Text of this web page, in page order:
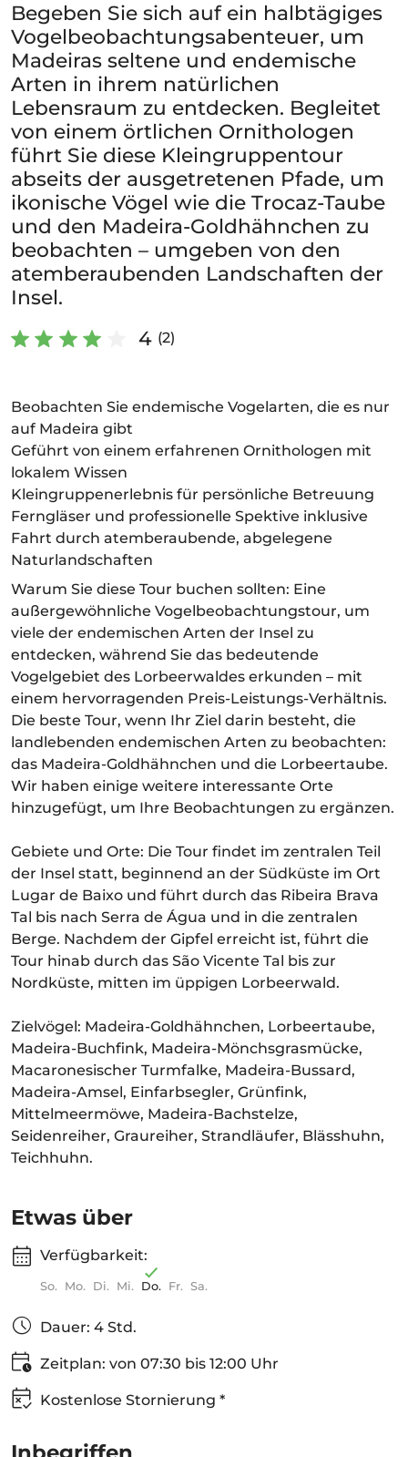
Begeben Sie sich auf ein halbtägiges
Vogelbeobachtungsabenteuer, um
Madeiras seltene und endemische
Arten in ihrem natürlichen
Lebensraum zu entdecken. Begleitet
von einem örtlichen Ornithologen
führt Sie diese Kleingruppentour
abseits der ausgetretenen Pfade, um
ikonische Vögel wie die Trocaz-Taube
und den Madeira-Goldhähnchen zu
beobachten – umgeben von den
atemberaubenden Landschaften der
Insel.
4 (2)
Beobachten Sie endemische Vogelarten, die es nur
auf Madeira gibt
Geführt von einem erfahrenen Ornithologen mit
lokalem Wissen
Kleingruppenerlebnis für persönliche Betreuung
Ferngläser und professionelle Spektive inklusive
Fahrt durch atemberaubende, abgelegene
Naturlandschaften
Warum Sie diese Tour buchen sollten: Eine
außergewöhnliche Vogelbeobachtungstour, um
viele der endemischen Arten der Insel zu
entdecken, während Sie das bedeutende
Vogelgebiet des Lorbeerwaldes erkunden – mit
einem hervorragenden Preis-Leistungs-Verhältnis.
Die beste Tour, wenn Ihr Ziel darin besteht, die
landlebenden endemischen Arten zu beobachten:
das Madeira-Goldhähnchen und die Lorbeertaube.
Wir haben einige weitere interessante Orte
hinzugefügt, um Ihre Beobachtungen zu ergänzen.
Gebiete und Orte: Die Tour findet im zentralen Teil
der Insel statt, beginnend an der Südküste im Ort
Lugar de Baixo und führt durch das Ribeira Brava
Tal bis nach Serra de Água und in die zentralen
Berge. Nachdem der Gipfel erreicht ist, führt die
Tour hinab durch das São Vicente Tal bis zur
Nordküste, mitten im üppigen Lorbeerwald.
Zielvögel: Madeira-Goldhähnchen, Lorbeertaube,
Madeira-Buchfink, Madeira-Mönchsgrasmücke,
Macaronesischer Turmfalke, Madeira-Bussard,
Madeira-Amsel, Einfarbsegler, Grünfink,
Mittelmeermöwe, Madeira-Bachstelze,
Seidenreiher, Graureiher, Strandläufer, Blässhuhn,
Teichhuhn.
Etwas über
Verfügbarkeit:
So. Mo. Di. Mi. Do. Fr. Sa.
Dauer: 4 Std.
Zeitplan: von 07:30 bis 12:00 Uhr
Kostenlose Stornierung *